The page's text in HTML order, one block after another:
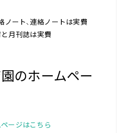
ノート、連絡ノートは実費
と月刊誌は実費
のホームペー
ージはこちら